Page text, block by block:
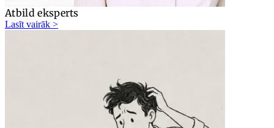
Atbild eksperts
Lasīt vairāk >